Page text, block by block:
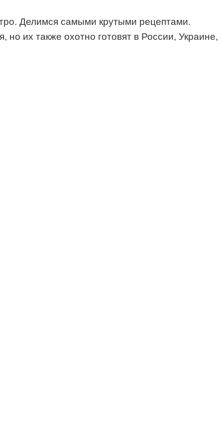
Делимся самыми крутыми рецептами.
их также охотно готовят в России, Украине,